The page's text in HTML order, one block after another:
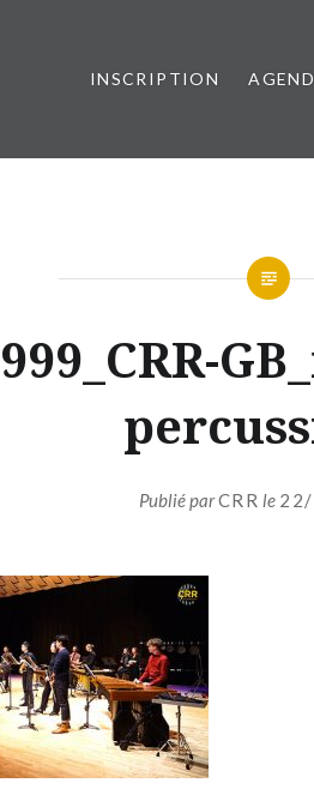
INSCRIPTION
Publié parCRR le